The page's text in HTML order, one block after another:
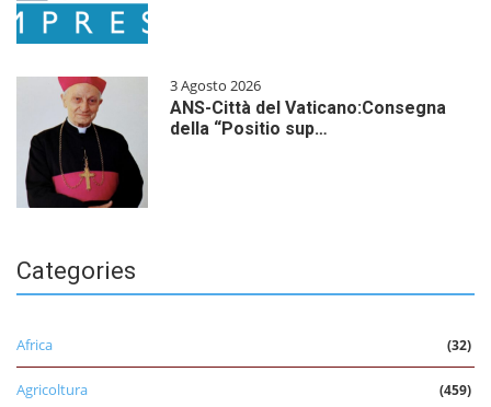
3 Agosto 2026
ANS-Città del Vaticano:Consegna
della “Positio sup…
Categories
Africa (32)
Agricoltura (459)